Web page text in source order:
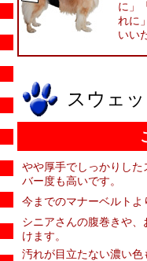
に」
れに
いい
スウェ
やや厚手でしっかりし
バー度も高いです。
今までのマナーベルトよ
シニアさんの腹巻きや
けます。
汚れが目立たない濃い色